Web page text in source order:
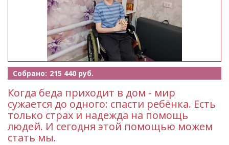
Собрано: 215 440 руб.
Когда беда приходит в дом - мир
сужается до одного: спасти ребёнка. Есть
только страх и надежда на помощь
людей. И сегодня этой помощью можем
стать мы.